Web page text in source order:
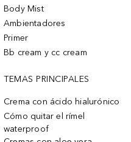
Body Mist
Ambientadores
Primer
Bb cream y cc cream
TEMAS PRINCIPALES
Crema con ácido hialurónico
Cómo quitar el rímel
waterproof